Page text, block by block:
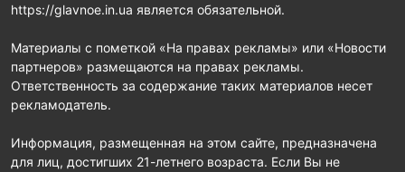
https://glavnoe.in.ua является обязательной.
Материалы с пометкой «На правах рекламы» или «Новости
партнеров» размещаются на правах рекламы.
Ответственность за содержание таких материалов несет
рекламодатель.
Информация, размещенная на этом сайте, предназначена
для лиц, достигших 21-летнего возраста. Если Вы не